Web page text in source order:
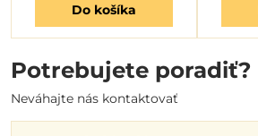
Do košíka
Potrebujete poradiť?
Neváhajte nás kontaktovať